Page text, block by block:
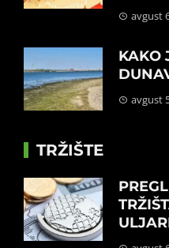
avgust
KAKO
avgust
TRŽIŠTE